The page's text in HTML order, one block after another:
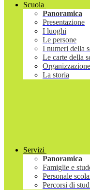
Scuola
Panoramica
Presentazione
I luoghi
Le persone
I numeri della
Le carte della
Organizzazione
La storia
Servizi
Panoramica
Famiglie e
Personale
Percorsi di